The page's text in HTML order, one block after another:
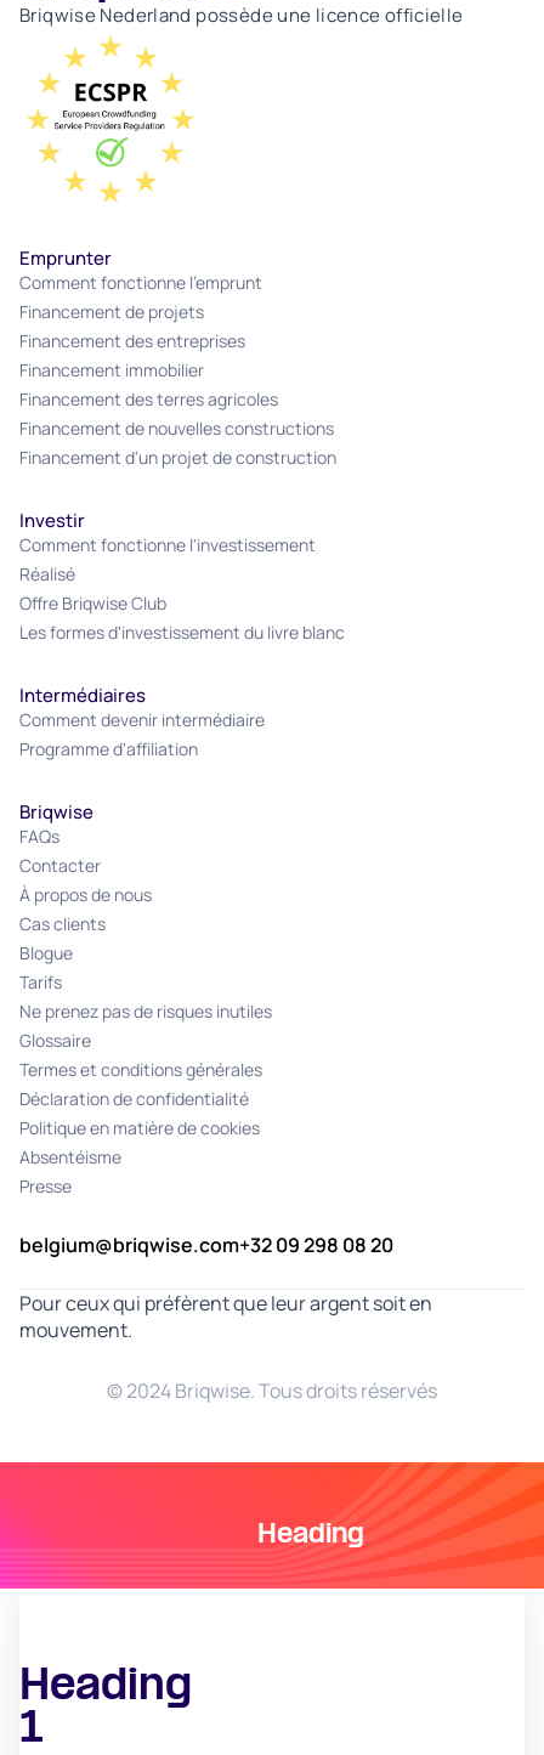
Briqwise Nederland possède une licence officielle
Emprunter
Comment fonctionne l'emprunt
Financement de projets
Financement des entreprises
Financement immobilier
Financement des terres agricoles
Financement de nouvelles constructions
Financement d'un projet de construction
Investir
Comment fonctionne l'investissement
Réalisé
Offre Briqwise Club
Les formes d'investissement du livre blanc
Intermédiaires
Comment devenir intermédiaire
Programme d'affiliation
Briqwise
FAQs
Contacter
À propos de nous
Cas clients
Blogue
Tarifs
Ne prenez pas de risques inutiles
Glossaire
Termes et conditions générales
Déclaration de confidentialité
Politique en matière de cookies
Absentéisme
Presse
belgium@briqwise.com+32 09 298 08 20
Pour ceux qui préfèrent que leur argent soit en
mouvement.
© 2024 Briqwise. Tous droits réservés
Heading
Heading
1